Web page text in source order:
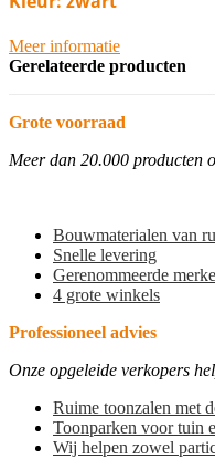
Meer informatie
Gerelateerde producten
Grote voorraad
Meer dan 20.000 producten
Bouwmaterialen van
Snelle levering
Gerenommeerde
4 grote winkels
Professioneel advies
Onze opgeleide verkopers
Ruime toonzalen met
Toonparken voor tuin
Wij helpen zowel